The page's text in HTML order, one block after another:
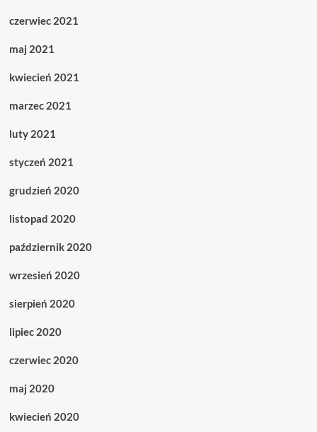
czerwiec 2021
maj 2021
kwiecień 2021
marzec 2021
luty 2021
styczeń 2021
grudzień 2020
listopad 2020
październik 2020
wrzesień 2020
sierpień 2020
lipiec 2020
czerwiec 2020
maj 2020
kwiecień 2020